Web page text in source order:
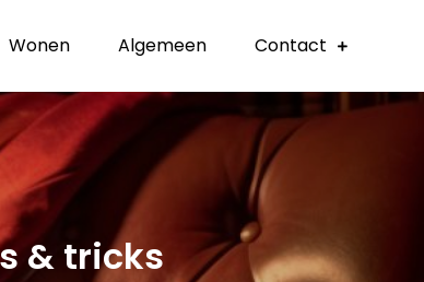
Wonen Algemeen Contact
& tricks